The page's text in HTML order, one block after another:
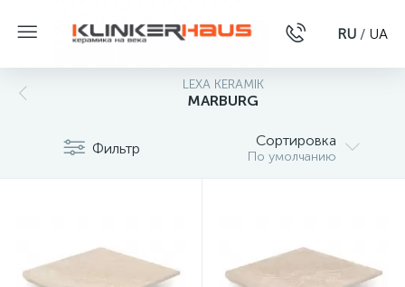
RU / UA
LEXA KERAMIK
MARBURG
Фильтр Сортировка
По умолчанию